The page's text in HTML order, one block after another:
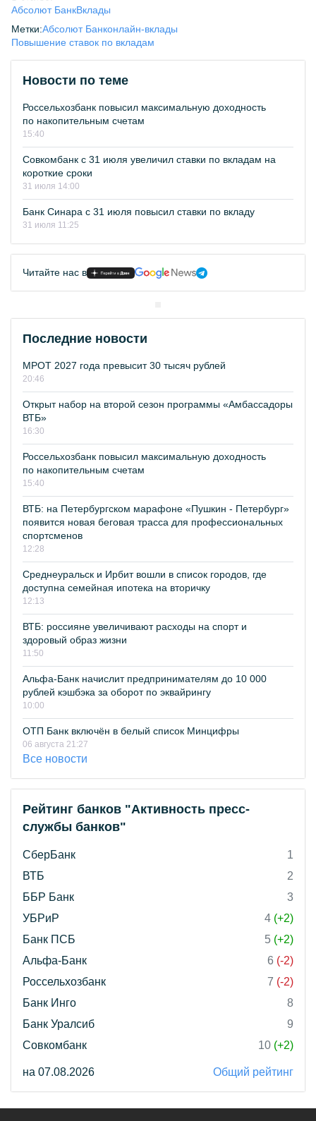
Абсолют БанкВклады
Метки:Абсолют Банконлайн-вклады
Повышение ставок по вкладам
Новости по теме
Россельхозбанк повысил максимальную доходность
по накопительным счетам
15:40
Совкомбанк с 31 июля увеличил ставки по вкладам на
короткие сроки
31 июля 14:00
Банк Синара с 31 июля повысил ставки по вкладу
31 июля 11:25
Читайте нас в
Последние новости
МРОТ 2027 года превысит 30 тысяч рублей
20:46
Открыт набор на второй сезон программы «Амбассадоры
ВТБ»
16:30
Россельхозбанк повысил максимальную доходность
по накопительным счетам
15:40
ВТБ: на Петербургском марафоне «Пушкин - Петербург»
появится новая беговая трасса для профессиональных
спортсменов
12:28
Среднеуральск и Ирбит вошли в список городов, где
доступна семейная ипотека на вторичку
12:13
ВТБ: россияне увеличивают расходы на спорт и
здоровый образ жизни
11:50
Альфа-Банк начислит предпринимателям до 10 000
рублей кэшбэка за оборот по эквайрингу
10:00
ОТП Банк включён в белый список Минцифры
06 августа 21:27
Все новости
Рейтинг банков "Активность пресс-
службы банков"
СберБанк
1
ВТБ
2
ББР Банк
3
УБРиР
4 (+2)
Банк ПСБ
5 (+2)
Альфа-Банк
6 (-2)
Россельхозбанк
7 (-2)
Банк Инго
8
Банк Уралсиб
9
Совкомбанк
10 (+2)
на 07.08.2026 Общий рейтинг